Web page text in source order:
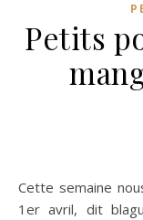
Petits
Cette semaine nous passons au mois d’avril! Donc qui dit
1er avril, dit